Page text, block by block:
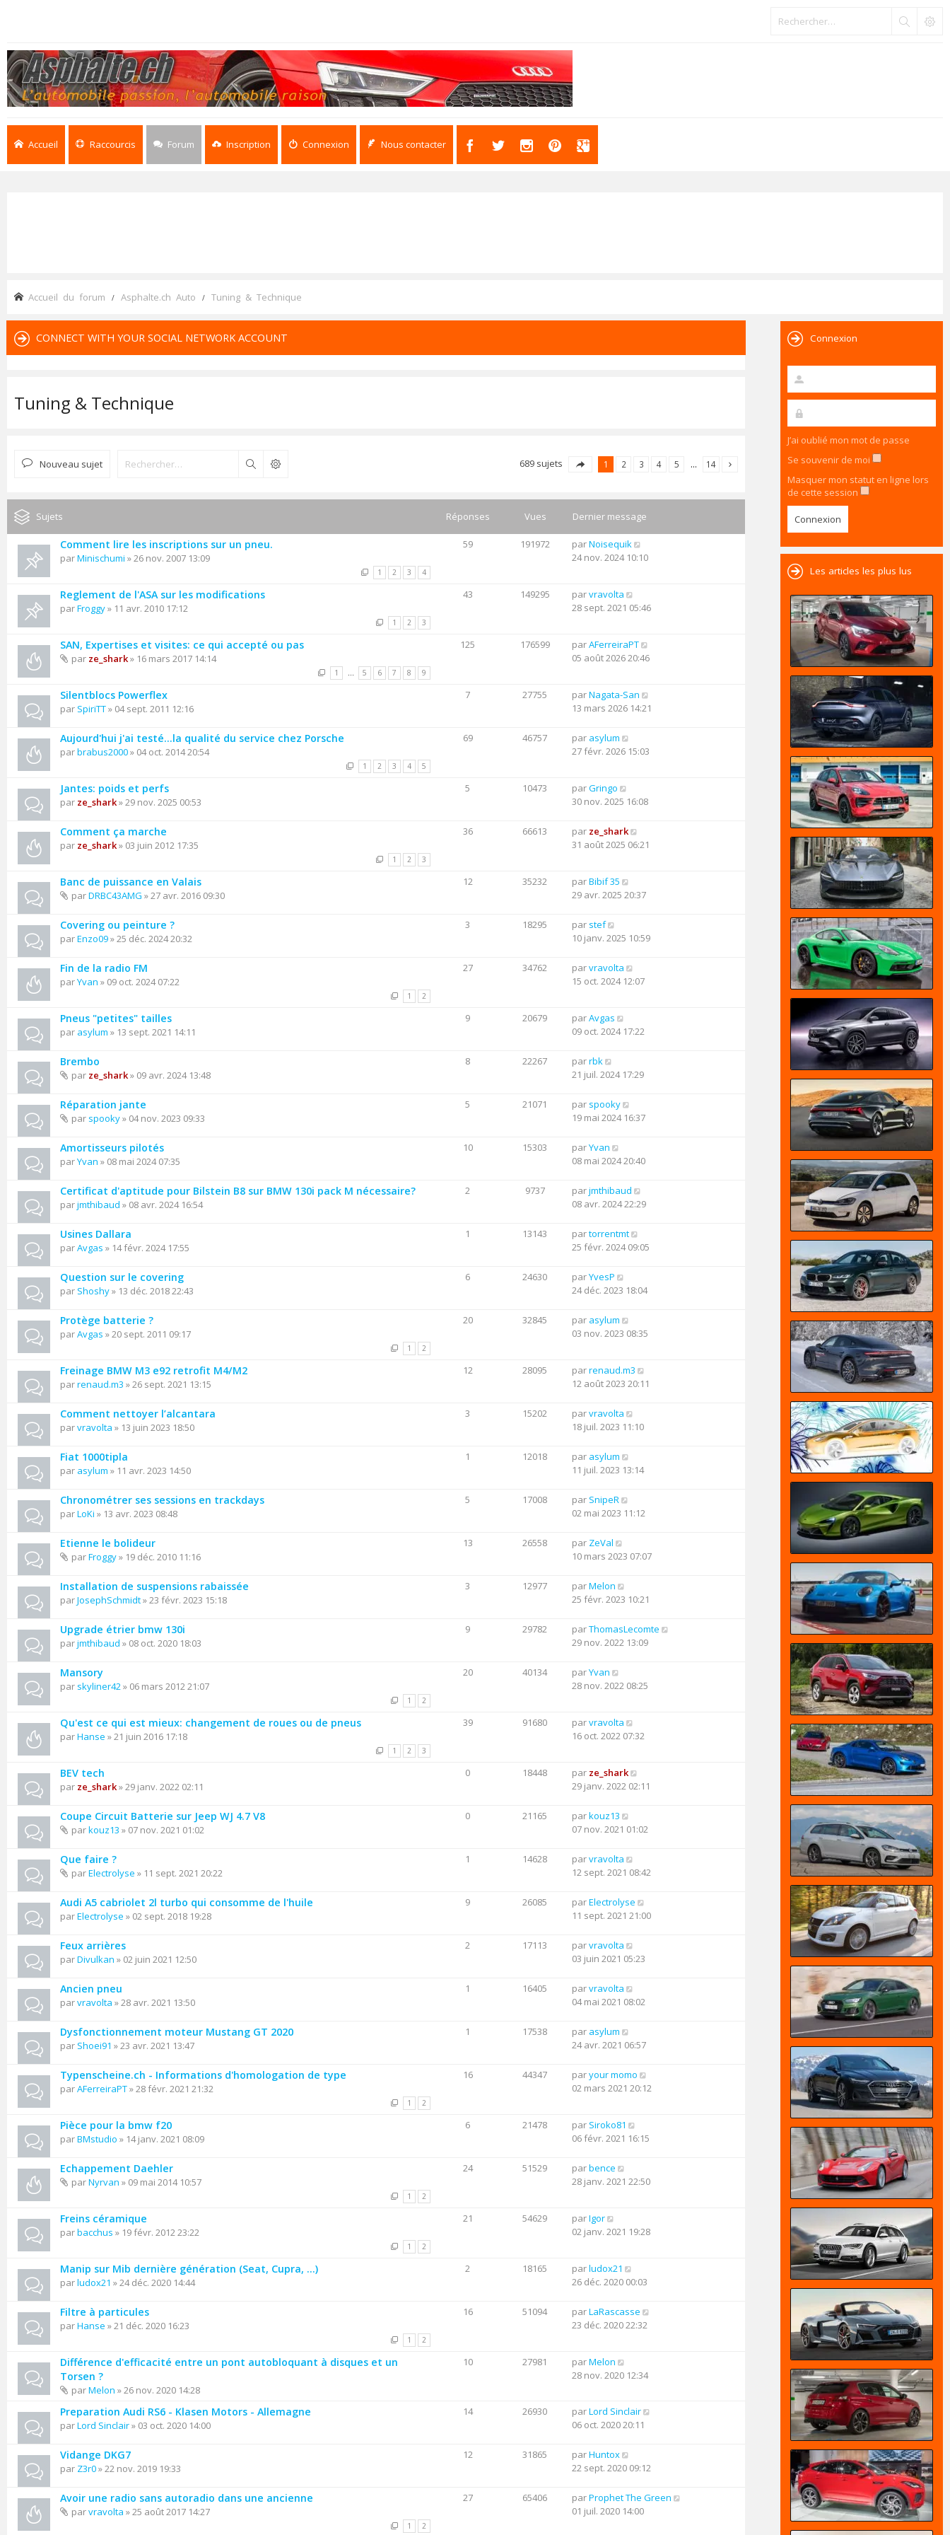
Accueil Raccourcis Forum Inscription Connexion Nous contacter
Accueil du forum Asphalte.ch Auto Tuning & Technique
CONNECT WITH YOUR SOCIAL NETWORK ACCOUNT
Tuning & Technique
Nouveau sujet Rechercher 689 sujets 1 2 3 4 5 … 14
Sujets Réponses Vues Dernier message
Comment lire les inscriptions sur un pneu.
parMinischumi » 26 nov. 2007 13:09
1 2 3 4
59 191972 parNoisequik
24 nov. 2024 10:10
Reglement de l'ASA sur les modifications
parFroggy» 11 avr. 2010 17:12
1 2 3
43 149295 parvravolta
28 sept. 2021 05:46
SAN, Expertises et visites: ce qui accepté ou pas
par ze_shark» 16 mars 2017 14:14
1 … 5 6 7 8 9
125 176599 parAFerreiraPT
05 août 2026 20:46
Silentblocs Powerflex
par SpiriTT» 04 sept. 2011 12:16
7 27755 parNagata-San
13 mars 2026 14:21
Aujourd'hui j'ai testé…la qualité du service chez Porsche
parbrabus2000» 04 oct. 2014 20:54
1 2 3 4 5
69 46757 par asylum
27 févr. 2026 15:03
Jantes: poids et perfs
par ze_shark» 29 nov. 2025 00:53
5 10473 parGringo
30 nov. 2025 16:08
Comment ça marche
par ze_shark» 03 juin 2012 17:35
1 2 3
36 66613 par ze_shark
31 août 2025 06:21
Banc de puissance en Valais
parDRBC43AMG » 27 avr. 2016 09:30
12 35232 parBibif 35
29 avr. 2025 20:37
Covering ou peinture ?
parEnzo09» 25 déc. 2024 20:32
3 18295 par stef
10 janv. 2025 10:59
Fin de la radio FM
parYvan » 09 oct. 2024 07:22
1 2
27 34762 parvravolta
15 oct. 2024 12:07
Pneus "petites" tailles
par asylum » 13 sept. 2021 14:11
9 20679 parAvgas
09 oct. 2024 17:22
Brembo
par ze_shark» 09 avr. 2024 13:48
8 22267 parrbk
21 juil. 2024 17:29
Réparation jante
par spooky» 04 nov. 2023 09:33
5 21071 par spooky
19 mai 2024 16:37
Amortisseurs pilotés
parYvan » 08 mai 2024 07:35
10 15303 parYvan
08 mai 2024 20:40
Certificat d'aptitude pour Bilstein B8 sur BMW 130i pack M nécessaire?
parjmthibaud » 08 avr. 2024 16:54
2 9737 parjmthibaud
08 avr. 2024 22:29
Usines Dallara
parAvgas » 14 févr. 2024 17:55
1 13143 partorrentmt
25 févr. 2024 09:05
Question sur le covering
par Shoshy» 13 déc. 2018 22:43
6 24630 parYvesP
24 déc. 2023 18:04
Protège batterie ?
parAvgas » 20 sept. 2011 09:17
1 2
20 32845 par asylum
03 nov. 2023 08:35
Freinage BMW M3 e92 retrofit M4/M2
parrenaud.m3 » 26 sept. 2021 13:15
12 28095 parrenaud.m3
12 août 2023 20:11
Comment nettoyer l’alcantara
parvravolta » 13 juin 2023 18:50
3 15202 parvravolta
18 juil. 2023 11:10
Fiat 1000tipla
par asylum » 11 avr. 2023 14:50
1 12018 par asylum
11 juil. 2023 13:14
Chronométrer ses sessions en trackdays
parLoKi » 13 avr. 2023 08:48
5 17008 par SnipeR
02 mai 2023 11:12
Etienne le bolideur
parFroggy» 19 déc. 2010 11:16
13 26558 par ZeVal
10 mars 2023 07:07
Installation de suspensions rabaissée
parJosephSchmidt» 23 févr. 2023 15:18
3 12977 parMelon
25 févr. 2023 10:21
Upgrade étrier bmw 130i
parjmthibaud » 08 oct. 2020 18:03
9 29782 parThomasLecomte
29 nov. 2022 13:09
Mansory
par skyliner42» 06 mars 2012 21:07
1 2
20 40134 parYvan
28 nov. 2022 08:25
Qu'est ce qui est mieux: changement de roues ou de pneus
parHanse » 21 juin 2016 17:18
1 2 3
39 91680 parvravolta
16 oct. 2022 07:32
BEV tech
par ze_shark» 29 janv. 2022 02:11
0 18448 par ze_shark
29 janv. 2022 02:11
Coupe Circuit Batterie sur Jeep WJ 4.7 V8
parkouz13 » 07 nov. 2021 01:02
0 21165 parkouz13
07 nov. 2021 01:02
Que faire ?
parElectrolyse » 11 sept. 2021 20:22
1 14628 parvravolta
12 sept. 2021 08:42
Audi A5 cabriolet 2l turbo qui consomme de l'huile
parElectrolyse » 02 sept. 2018 19:28
9 26085 parElectrolyse
11 sept. 2021 21:00
Feux arrières
parDivulkan » 02 juin 2021 12:50
2 17113 parvravolta
03 juin 2021 05:23
Ancien pneu
parvravolta » 28 avr. 2021 13:50
1 16405 parvravolta
04 mai 2021 08:02
Dysfonctionnement moteur Mustang GT 2020
par Shoei91 » 23 avr. 2021 13:47
1 17538 par asylum
24 avr. 2021 06:57
Typenscheine.ch - Informations d'homologation de type
parAFerreiraPT» 28 févr. 2021 21:32
1 2
16 44347 paryour momo
02 mars 2021 20:12
Pièce pour la bmw f20
parBMstudio » 14 janv. 2021 08:09
6 21478 par Siroko81
06 févr. 2021 16:15
Echappement Daehler
parNyrvan » 09 mai 2014 10:57
1 2
24 51529 parbence
28 janv. 2021 22:50
Freins céramique
parbacchus » 19 févr. 2012 23:22
1 2
21 54629 parIgor
02 janv. 2021 19:28
Manip sur Mib dernière génération (Seat, Cupra, ...)
parludox21 » 24 déc. 2020 14:44
2 18165 parludox21
26 déc. 2020 00:03
Filtre à particules
parHanse » 21 déc. 2020 16:23
1 2
16 51094 parLaRascasse
23 déc. 2020 22:32
Différence d'efficacité entre un pont autobloquant à disques et un
Torsen ?
parMelon » 26 nov. 2020 14:28
10 27981 parMelon
28 nov. 2020 12:34
Preparation Audi RS6 - Klasen Motors - Allemagne
parLord Sinclair» 03 oct. 2020 14:00
14 26930 parLord Sinclair
06 oct. 2020 20:11
Vidange DKG7
par Z3r0» 22 nov. 2019 19:33
12 31865 parHuntox
22 sept. 2020 09:12
Avoir une radio sans autoradio dans une ancienne
parvravolta » 25 août 2017 14:27
1 2
27 65406 parProphet The Green
01 juil. 2020 14:00
Connexion
J’ai oublié mon mot de passe
Se souvenir de moi
Masquer mon statut en ligne lors
de cette session
Les articles les plus lus